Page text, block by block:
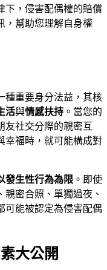
下，侵害配偶權的賠償
，幫助您理解自身權
種重要身分法益，其核
活與情感扶持 。當您的
友社交分際的親密互
幸福時，就可能構成對
發生性行為為限 。即使
密合照、單獨過夜、
可能被認定為侵害配偶
大公開